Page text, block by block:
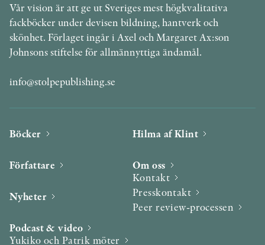
Vår vision är att ge ut Sveriges mest högkvalitativa
fackböcker under devisen bildning, hantverk och
skönhet. Förlaget ingår i Axel och Margaret Ax:son
Johnsons stiftelse för allmännyttiga ändamål.
info@stolpepublishing.se
Böcker
Författare
Nyheter
Podcast & video
Yukiko och Patrik möter
Hilma af Klint
Om oss
Kontakt
Presskontakt
Peer review-processen